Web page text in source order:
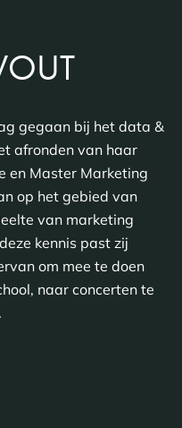
gegaan bij het data &
afronden van haar
en Master Marketing
op het gebied van
van marketing
kennis past zij
om mee te doen
naar concerten te